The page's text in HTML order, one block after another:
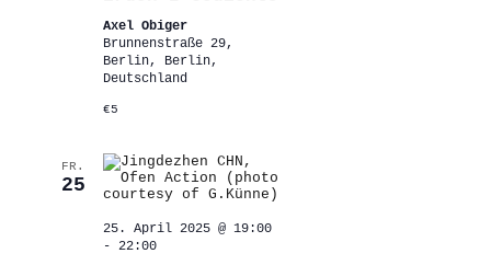
Axel Obiger
Brunnenstraße 29,
Berlin, Berlin,
Deutschland
€5
FR.
25
25. April 2025 @ 19:00
- 22:00